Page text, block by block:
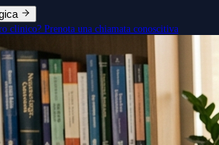
clinico? Prenota una chiamata conoscitiva